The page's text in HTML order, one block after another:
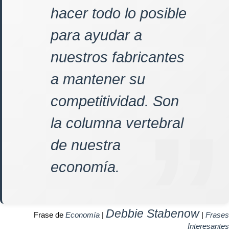
hacer todo lo posible
para ayudar a
nuestros fabricantes
a mantener su
competitividad. Son
la columna vertebral
de nuestra
economía.
Frase de Economía | Debbie Stabenow| Frases
Interesantes